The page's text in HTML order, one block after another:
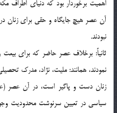
اهمیت برخوردار بود که دنیای اطراف
آن عصر هیچ جایگاه و حقی برای زنان
نبودند.
ثانیاً: برخلاف عصر حاضر که برای
نمودند، همانند: ملیت، نژاد، مدرک
زنان دست و پاگیر است، در آن عصر
سیاسی در تعیین سرنوشت محدودیت